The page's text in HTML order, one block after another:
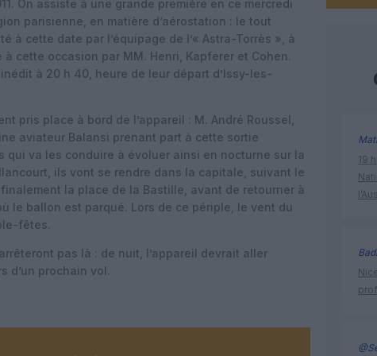
On assiste à une grande première en ce mercredi
parisienne, en matière d’aérostation : le tout
à cette date par l’équipage de l’« Astra-Torrès », à
cette occasion par MM. Henri, Kapferer et Cohen.
à 20 h 40, heure de leur départ d’Issy-les-
pris place à bord de l’appareil : M. André Roussel,
aviateur Balansi prenant part à cette sortie
qui va les conduire à évoluer ainsi en nocturne sur la
ils vont se rendre dans la capitale, suivant le
la place de la Bastille, avant de retourner à
le ballon est parqué. Lors de ce périple, le vent du
fêtes.
pas là : de nuit, l’appareil devrait aller
d’un prochain vol.
19